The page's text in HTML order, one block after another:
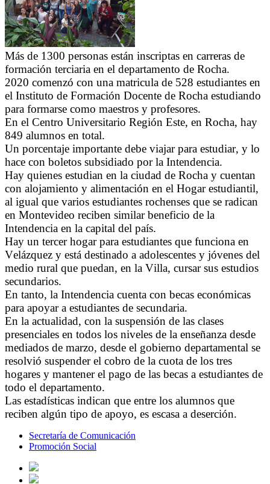
Más de 1300 personas están inscriptas en carreras de
formación terciaria en el departamento de Rocha.
2020 comenzó con una matricula de 528 estudiantes en
el Instituto de Formación Docente de Rocha estudiando
para formarse como maestros y profesores.
En el Centro Universitario Región Este, en Rocha, hay
849 alumnos en total.
Un porcentaje importante debe viajar para estudiar, y lo
hace con boletos subsidiado por la Intendencia.
Hay quienes estudian en la ciudad de Rocha y cuentan
con alojamiento y alimentación en el Hogar estudiantil,
al igual que varios estudiantes rochenses que se radican
en Montevideo reciben similar beneficio de la
Intendencia en la capital del país.
Hay un tercer hogar para estudiantes que funciona en
Velázquez y está destinado a adolescentes y jóvenes del
medio rural que puedan, en la Villa, cursar sus estudios
secundarios.
En tanto, la Intendencia cuenta con becas económicas
para apoyar a estudiantes de secundaria.
En la actualidad, con la suspensión de las clases
presenciales en todos los niveles de la enseñanza desde
mediados de marzo, desde el gobierno departamental se
resolvió suspender el cobro de la cuota de los tres
hogares y mantener el pago de las becas a estudiantes de
todo el departamento.
Las estadísticas indican que entre los alumnos que
reciben algún tipo de apoyo, es escasa a deserción.
Secretaría de Comunicación
Promoción Social